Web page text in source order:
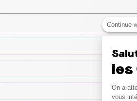
Continue
les
On a
vous